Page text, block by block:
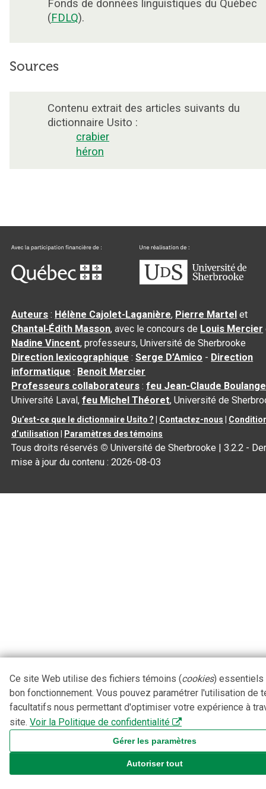
Fonds de données linguistiques du Québec
(FDLQ).
Sources
Contenu extrait des articles suivants du
dictionnaire Usito :
crabier
héron
Auteurs : Hélène Cajolet-Laganière, Pierre Martel et
Chantal‑Édith Masson, avec le concours de Louis Mercier
Nadine Vincent, professeurs, Université de Sherbrooke
Direction lexicographique :Serge D’Amico - Direction
informatique : Benoit Mercier
Professeurs collaborateurs :feu Jean-Claude
Université Laval,feu Michel Théoret, Université de
Qu’est-ce que le dictionnaire Usito ? Contactez-nous
d’utilisation
Paramètres des témoins
Tous droits réservés © Université de Sherbrooke |3.2.2 -
mise à jour du contenu :2026-08-03
Ce site Web utilise des fichiers témoins (cookies) essentiels
bon fonctionnement. Vous pouvez paramétrer l'utilisation de
facultatifs nous permettant d'optimiser votre expérience à
site. Voir la Politique de confidentialité
Gérer les paramètres
Autoriser tout